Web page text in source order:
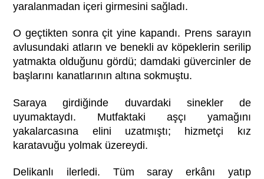
yaralanmadan içeri girmesini sağladı.
O geçtikten sonra çit yine kapandı. Prens sarayın
avlusundaki atların ve benekli av köpeklerin serilip
yatmakta olduğunu gördü; damdaki güvercinler de
başlarını kanatlarının altına sokmuştu.
Saraya girdiğinde duvardaki sinekler de
uyumaktaydı. Mutfaktaki aşçı yamağını
yakalarcasına elini uzatmıştı; hizmetçi kız
karatavuğu yolmak üzereydi.
Delikanlı ilerledi. Tüm saray erkânı yatıp